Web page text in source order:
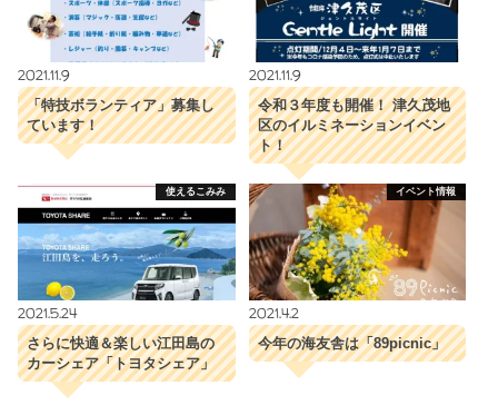
2021.11.9
「特技ボランティア」募集し
ています！
2021.11.9
令和３年度も開催！ 津久茂地
区のイルミネーションイベン
ト！
使えるこみみ
2021.5.24
さらに快適＆楽しい江田島の
カーシェア「トヨタシェア」
イベント情報
2021.4.2
今年の海友舎は「89picnic」